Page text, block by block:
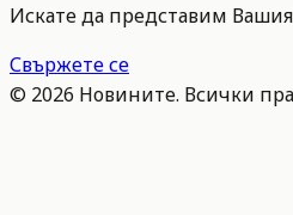
Искате да представим
Свържете се
© 2026 Новините. Всички